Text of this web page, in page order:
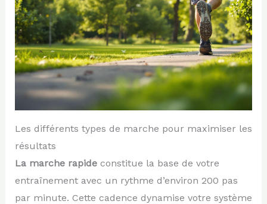
Les différents types de marche pour maximiser les
résultats
La marche rapideconstitue la base de votre
entraînement avec un rythme d’environ 200 pas
par minute. Cette cadence dynamise votre système